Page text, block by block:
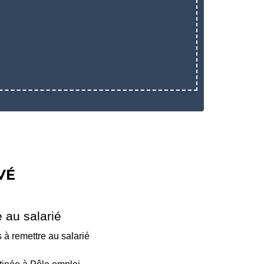
au salarié
à remettre au salarié